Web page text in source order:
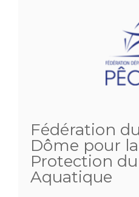
Fédération
Dôme pour
Protection
Aquatique